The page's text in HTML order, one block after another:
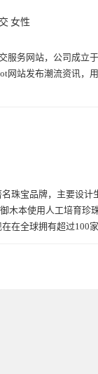
女性
服务网站，公司成立
网站发布潮流资讯，
珠宝品牌，主要设计
木本使用人工培育珍
在全球拥有超过100家